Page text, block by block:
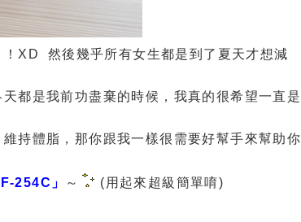
XD 然後幾乎所有女生都是到了夏天才想減
都是我前功盡棄的時候，我真的很希望一直是
持體脂，那你跟我一樣很需要好幫手來幫助你
254C」 ～ (用起來超級簡單唷)